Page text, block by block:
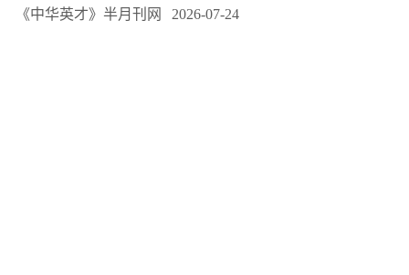
《中华英才》半月刊网 2026-07-24